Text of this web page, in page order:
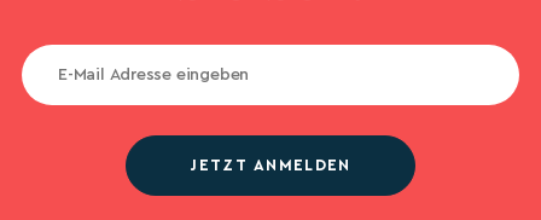
JETZT ANMELDEN